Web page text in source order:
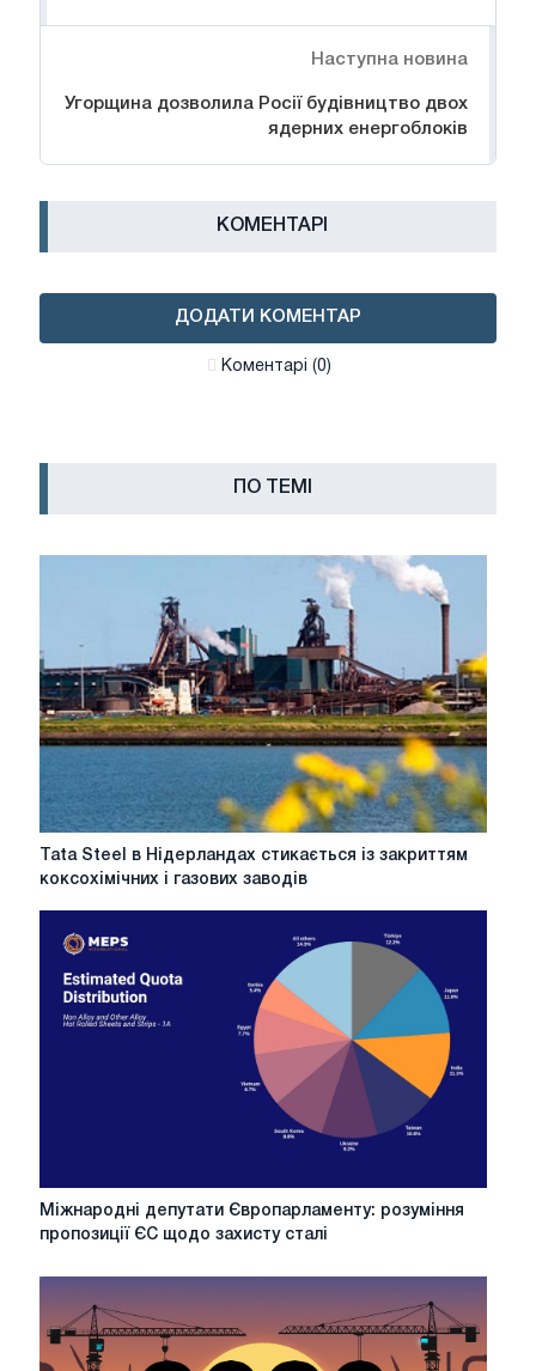
Наступна новина
Угорщина дозволила Росії будівництво двох
ядерних енергоблоків
КОМЕНТАРІ
ДОДАТИ КОМЕНТАР
Коментарі (0)
ПО ТЕМІ
Tata
стикається
закриттям
коксохімічних
Tata Steel в Нідерландах стикається із закриттям
коксохімічних і газових заводів
Міжнародні
розуміння
пропозиції
ЄС
щодо
Міжнародні депутати Європарламенту: розуміння
пропозиції ЄС щодо захисту сталі